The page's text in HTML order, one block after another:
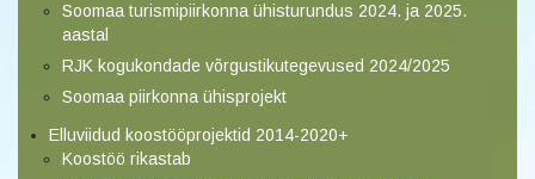
Soomaa turismipiirkonna ühisturundus 2024. ja 2025.
aastal
RJK kogukondade võrgustikutegevused 2024/2025
Soomaa piirkonna ühisprojekt
Elluviidud koostööprojektid 2014-2020+
Koostöö rikastab